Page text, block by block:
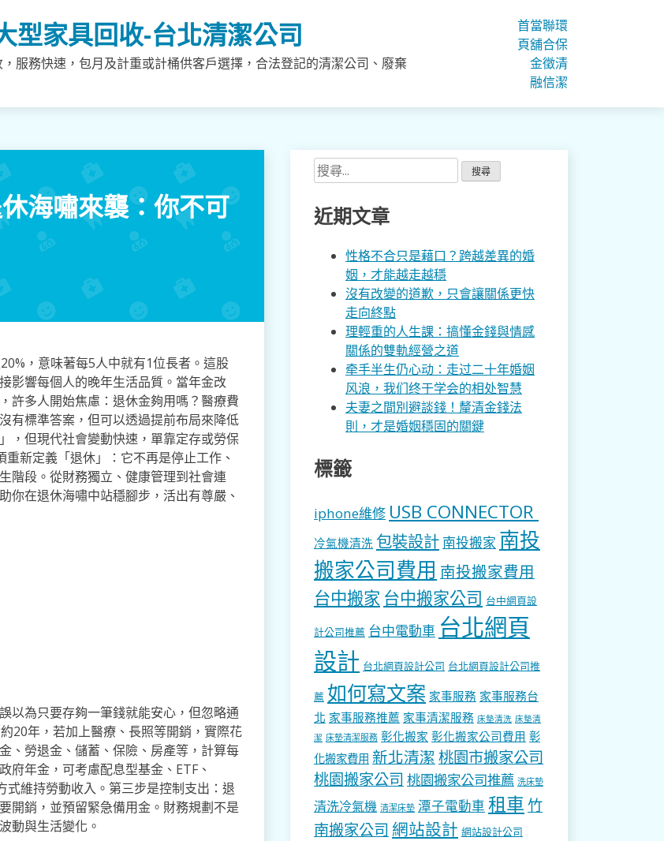
型家具回收-台北清潔公司
服務快速，包月及計重或計桶供客戶選擇，合法登記的清潔公司、廢棄
首
頁
當
舖
金
融
聯
合
徵
信
環
保
清
潔
海嘯來襲：你不可
，意味著每5人中就有1位長者。這股
影響每個人的晚年生活品質。當年金改
許多人開始焦慮：退休金夠用嗎？醫療費
有標準答案，但可以透過提前布局來降低
，但現代社會變動快速，單靠定存或勞保
新定義「退休」：它不再是停止工作、
階段。從財務獨立、健康管理到社會連
你在退休海嘯中站穩腳步，活出有尊嚴、
以為只要存夠一筆錢就能安心，但忽略通
20年，若加上醫療、長照等開銷，實際花
、勞退金、儲蓄、保險、房產等，計算每
府年金，可考慮配息型基金、ETF、
維持勞動收入。第三步是控制支出：退
開銷，並預留緊急備用金。財務規劃不是
動與生活變化。
搜
尋
關
鍵
近期文章
性格不合只是藉口？跨越差異的婚
姻，才能越走越穩
沒有改變的道歉，只會讓關係更快
走向終點
理輕重的人生課：搞懂金錢與情感
關係的雙軌經營之道
牵手半生仍心动：走过二十年婚姻
风浪，我们终于学会的相处智慧
夫妻之間別避談錢！釐清金錢法
則，才是婚姻穩固的關鍵
標籤
iphone維修 USB CONNECTOR
冷氣機清洗 包裝設計 南投搬家 南投
搬家公司費用 南投搬家費用
台中搬家 台中搬家公司 台中網頁設
計公司推薦 台中電動車 台北網頁
設計 台北網頁設計公司 台北網頁設計公司推
薦 如何寫文案 家事服務 家事服務台
北 家事服務推薦 家事清潔服務 床墊清洗 床墊清
潔 床墊清潔服務 彰化搬家 彰化搬家公司費用 彰
化搬家費用 新北清潔 桃園市搬家公司
桃園搬家公司 桃園搬家公司推薦 洗床墊
清洗冷氣機 清潔床墊 潭子電動車 租車竹
南搬家公司 網站設計 網站設計公司